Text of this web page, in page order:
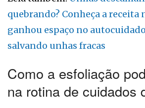
quebrando? Conheça a receita
ganhou espaço no
salvando unhas fracas
Como a esfoliação
na rotina de cuidados